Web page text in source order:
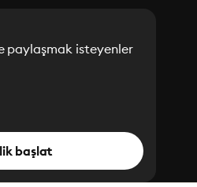
paylaşmak isteyenler
başlat